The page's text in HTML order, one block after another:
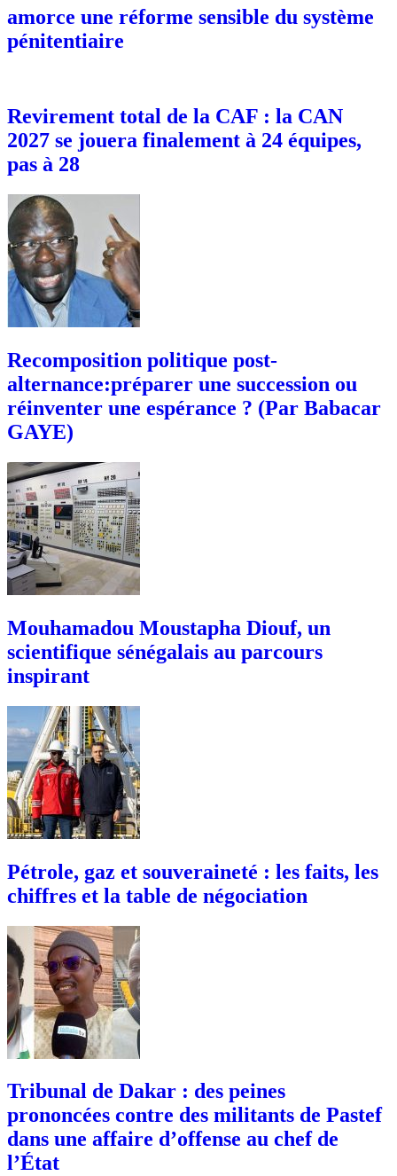
amorce une réforme sensible du système
pénitentiaire
Revirement total de la CAF : la CAN
2027 se jouera finalement à 24 équipes,
pas à 28
Recomposition politique post-
alternance:préparer une succession ou
réinventer une espérance ? (Par Babacar
GAYE)
Mouhamadou Moustapha Diouf, un
scientifique sénégalais au parcours
inspirant
Pétrole, gaz et souveraineté : les faits, les
chiffres et la table de négociation
Tribunal de Dakar : des peines
prononcées contre des militants de Pastef
dans une affaire d’offense au chef de
l’État